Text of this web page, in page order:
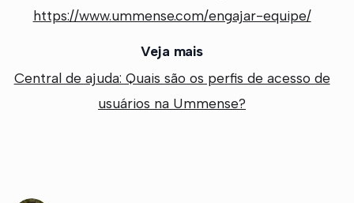
https://www.ummense.com/engajar-equipe/
Veja mais
Central de ajuda: Quais são os perfis de acesso de
usuários na Ummense?